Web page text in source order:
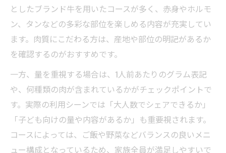
としたブランド牛を用いたコースが多く、赤身やホルモ
ン、タンなどの多彩な部位を楽しめる内容が充実してい
ます。肉質にこだわる方は、産地や部位の明記があるか
を確認するのがおすすめです。
一方、量を重視する場合は、1人前あたりのグラム表記
や、何種類の肉が含まれているかがチェックポイントで
す。実際の利用シーンでは「大人数でシェアできるか」
「子ども向けの量や内容があるか」も重要視されます。
コースによっては、ご飯や野菜などバランスの良いメニ
ュー構成となっているため、家族全員が満足しやすいで